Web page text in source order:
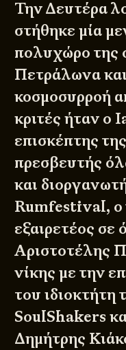
Την Δευτέρα
στήθηκε μία
πολυχώρο της
Πετράλωνα
κοσμοσυρροή
κριτές ήταν ο
επισκέπτης
πρεσβευτής
και
Rumfestival,
εξαιρετέος σε
Αριστοτέλης
νίκης με την
του ιδιοκτήτη
SoulShakers
Δημήτρης